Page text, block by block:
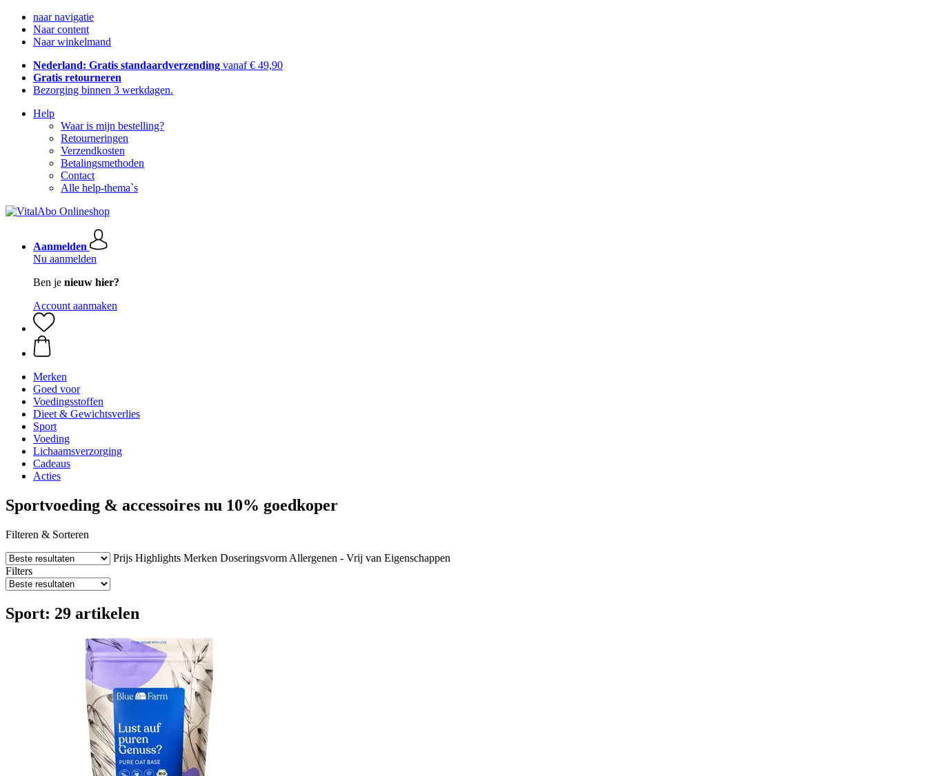
naar navigatie
Naar content
Naar winkelmand
Nederland: Gratis standaardverzending vanaf € 49,90
Gratis retourneren
Bezorging binnen 3 werkdagen.
Help
Waar is mijn bestelling?
Retourneringen
Verzendkosten
Betalingsmethoden
Contact
Alle help-thema`s
Aanmelden
Nu aanmelden
Ben je nieuw hier?
Account aanmaken
Merken
Goed voor
Voedingsstoffen
Dieet & Gewichtsverlies
Sport
Voeding
Lichaamsverzorging
Cadeaus
Acties
Sportvoeding & accessoires nu 10% goedkoper
Filteren & Sorteren
Prijs Highlights Merken Doseringsvorm Allergenen - Vrij van Eigenschappen
Filters
Sport: 29 artikelen